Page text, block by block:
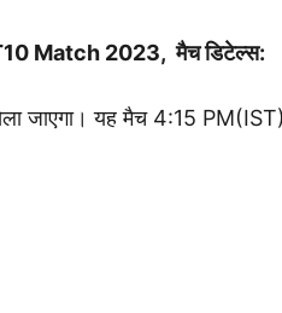
Match 2023, मैच डिटेल्स:
जाएगा। यह मैच 4:15 PM(IST)